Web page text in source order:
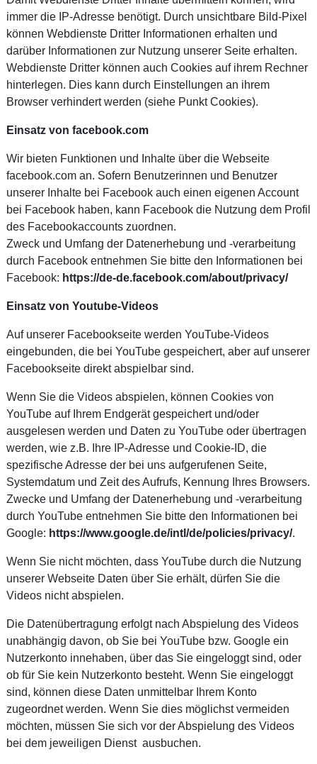
immer die IP-Adresse benötigt. Durch unsichtbare Bild-Pixel
können Webdienste Dritter Informationen erhalten und
darüber Informationen zur Nutzung unserer Seite erhalten.
Webdienste Dritter können auch Cookies auf ihrem Rechner
hinterlegen. Dies kann durch Einstellungen an ihrem
Browser verhindert werden (siehe Punkt Cookies).
Einsatz von facebook.com
Wir bieten Funktionen und Inhalte über die Webseite
facebook.com an. Sofern Benutzerinnen und Benutzer
unserer Inhalte bei Facebook auch einen eigenen Account
bei Facebook haben, kann Facebook die Nutzung dem Profil
des Facebookaccounts zuordnen.
Zweck und Umfang der Datenerhebung und -verarbeitung
durch Facebook entnehmen Sie bitte den Informationen bei
Facebook: https://de-de.facebook.com/about/privacy/
Einsatz von Youtube-Videos
Auf unserer Facebookseite werden YouTube-Videos
eingebunden, die bei YouTube gespeichert, aber auf unserer
Facebookseite direkt abspielbar sind.
Wenn Sie die Videos abspielen, können Cookies von
YouTube auf Ihrem Endgerät gespeichert und/oder
ausgelesen werden und Daten zu YouTube oder übertragen
werden, wie z.B. Ihre IP-Adresse und Cookie-ID, die
spezifische Adresse der bei uns aufgerufenen Seite,
Systemdatum und Zeit des Aufrufs, Kennung Ihres Browsers.
Zwecke und Umfang der Datenerhebung und -verarbeitung
durch YouTube entnehmen Sie bitte den Informationen bei
Google: https://www.google.de/intl/de/policies/privacy/.
Wenn Sie nicht möchten, dass YouTube durch die Nutzung
unserer Webseite Daten über Sie erhält, dürfen Sie die
Videos nicht abspielen.
Die Datenübertragung erfolgt nach Abspielung des Videos
unabhängig davon, ob Sie bei YouTube bzw. Google ein
Nutzerkonto innehaben, über das Sie eingeloggt sind, oder
ob für Sie kein Nutzerkonto besteht. Wenn Sie eingeloggt
sind, können diese Daten unmittelbar Ihrem Konto
zugeordnet werden. Wenn Sie dies möglichst vermeiden
möchten, müssen Sie sich vor der Abspielung des Videos
bei dem jeweiligen Dienst ausbuchen.